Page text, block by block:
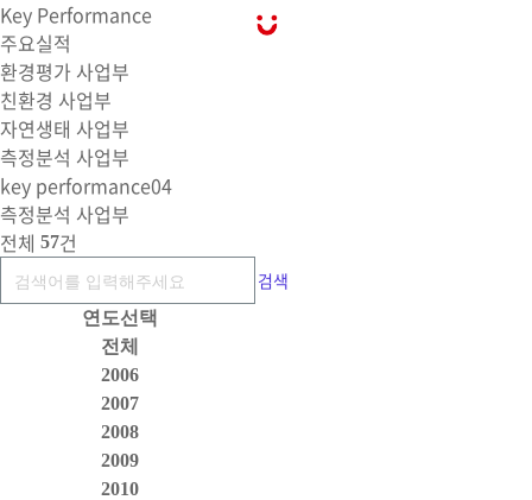
Key Performance
주요실적
환경평가 사업부
친환경 사업부
자연생태 사업부
측정분석 사업부
key performance04
측정분석 사업부
전체 57건
검색
연도선택
전체
2006
2007
2008
2009
2010